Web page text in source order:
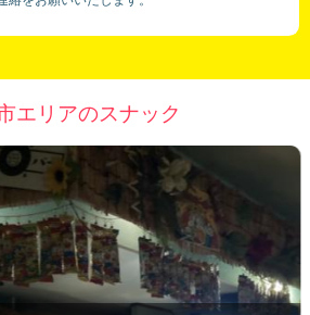
エリアのスナック